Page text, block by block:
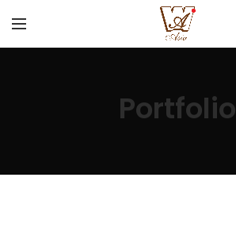
Portfolio